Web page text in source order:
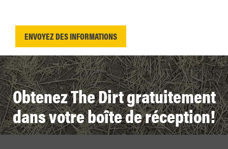
Obtenez The Dirt gratuitement
dans votre boîte de réception!